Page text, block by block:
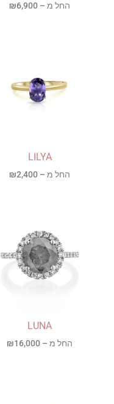
החל מ – ₪6,900
LILYA
החל מ – ₪2,400
LUNA
החל מ – ₪16,000